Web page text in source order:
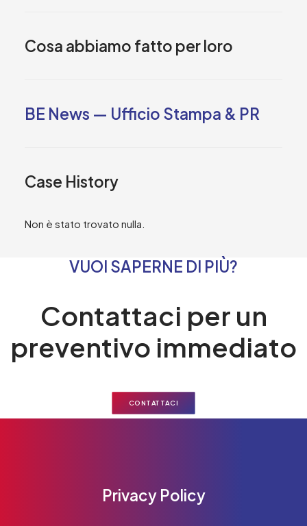
Cosa abbiamo fatto per loro
BE News — Ufficio Stampa & PR
Case History
Non è stato trovato nulla.
VUOI SAPERNE DI PIÙ?
Contattaci per un
preventivo immediato
CONTATTACI
Privacy Policy